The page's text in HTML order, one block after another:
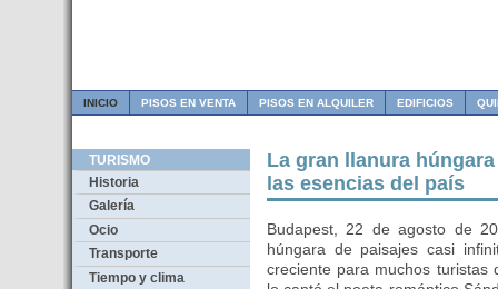
INICIO PISOS EN VENTA PISOS EN ALQUILER EDIFICIOS
TURISMO
Historia
Galería
Ocio
Transporte
Tiempo y clima
La gran llanura
las esencias del país
Budapest, 22 de agosto de
húngara de paisajes casi
creciente para muchos turistas